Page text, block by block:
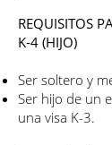
REQUISITOS
K-4 (HIJO)
Ser soltero y
Ser hijo de un
una visa K-3.